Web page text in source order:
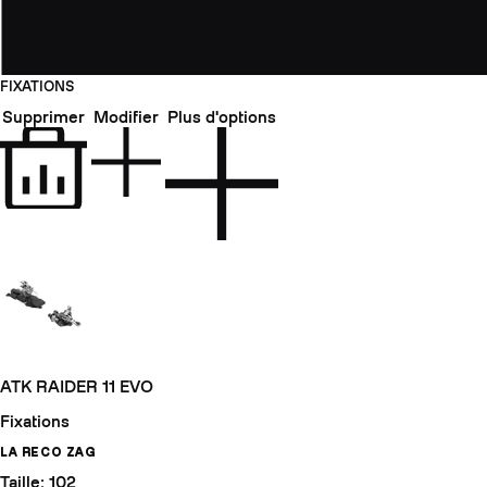
FIXATIONS
Supprimer Modifier Plus d'options
ATK RAIDER 11 EVO
Fixations
LA RECO ZAG
Taille: 102